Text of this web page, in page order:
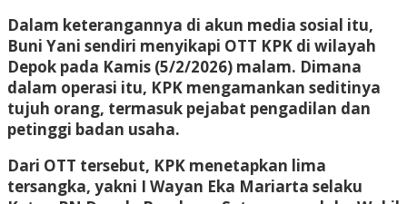
Dalam keterangannya di akun media sosial itu,
Buni Yani sendiri menyikapi OTT KPK di wilayah
Depok pada Kamis (5/2/2026) malam. Dimana
dalam operasi itu, KPK mengamankan seditinya
tujuh orang, termasuk pejabat pengadilan dan
petinggi badan usaha.
Dari OTT tersebut, KPK menetapkan lima
tersangka, yakni I Wayan Eka Mariarta selaku